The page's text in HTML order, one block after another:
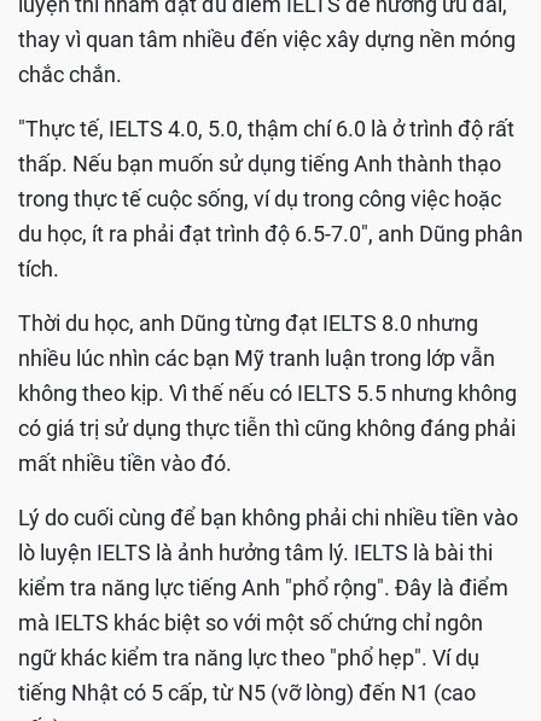
thay vì quan tâm nhiều đến việc xây dựng nền móng
chắc chắn.
"Thực tế, IELTS 4.0, 5.0, thậm chí 6.0 là ở trình độ rất
thấp. Nếu bạn muốn sử dụng tiếng Anh thành thạo
trong thực tế cuộc sống, ví dụ trong công việc hoặc
du học, ít ra phải đạt trình độ 6.5-7.0", anh Dũng phân
tích.
Thời du học, anh Dũng từng đạt IELTS 8.0 nhưng
nhiều lúc nhìn các bạn Mỹ tranh luận trong lớp vẫn
không theo kịp. Vì thế nếu có IELTS 5.5 nhưng không
có giá trị sử dụng thực tiễn thì cũng không đáng phải
mất nhiều tiền vào đó.
Lý do cuối cùng để bạn không phải chi nhiều tiền vào
lò luyện IELTS là ảnh hưởng tâm lý. IELTS là bài thi
kiểm tra năng lực tiếng Anh "phổ rộng". Đây là điểm
mà IELTS khác biệt so với một số chứng chỉ ngôn
ngữ khác kiểm tra năng lực theo "phổ hẹp". Ví dụ
tiếng Nhật có 5 cấp, từ N5 (vỡ lòng) đến N1 (cao